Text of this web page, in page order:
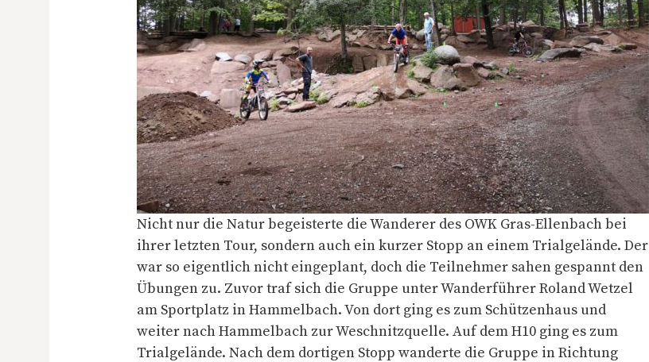
Nicht nur die Natur begeisterte die Wanderer des OWK Gras-Ellenbach bei
ihrer letzten Tour, sondern auch ein kurzer Stopp an einem Trialgelände. Der
war so eigentlich nicht eingeplant, doch die Teilnehmer sahen gespannt den
Übungen zu. Zuvor traf sich die Gruppe unter Wanderführer Roland Wetzel
am Sportplatz in Hammelbach. Von dort ging es zum Schützenhaus und
weiter nach Hammelbach zur Weschnitzquelle. Auf dem H10 ging es zum
Trialgelände. Nach dem dortigen Stopp wanderte die Gruppe in Richtung